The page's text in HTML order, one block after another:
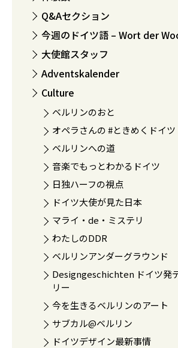
Q&Aセクション
今週のドイツ語 – Wort der
大使館スタッフ
Adventskalender
Culture
ベルリンのおと
オペラさんの #ときめくドイツ
ベルリンへの道
音楽でもっとわかるドイツ
日独ハーフの視点
ドイツ大使が見た日本
マライ・de・ミステリ
わたしのDDR
ベルリンアンダーグラウンド
Designgeschichten ドイツ発
リー
今を生きるベルリンのアート
サブカル@ベルリン
ドイツデザイン最新事情